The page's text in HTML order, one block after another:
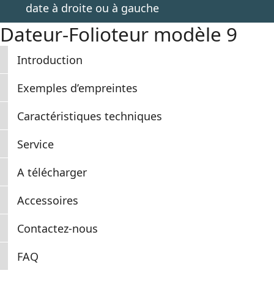
date à droite ou à gauche
Dateur-Folioteur modèle 9
Introduction
Exemples d’empreintes
Caractéristiques techniques
Service
A télécharger
Accessoires
Contactez-nous
FAQ